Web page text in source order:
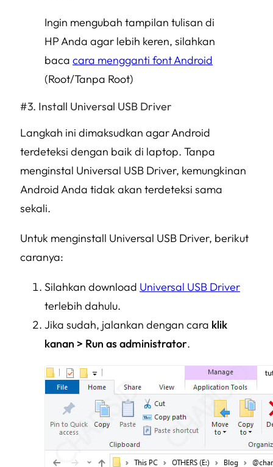
Ingin mengubah tampilan tulisan di
HP Anda agar lebih keren, silahkan
baca cara mengganti font Android
(Root/Tanpa Root)
Install Universal USB Driver
Langkah ini dimaksudkan agar Android
terdeteksi dengan baik di laptop. Tanpa
menginstal Universal USB Driver, kemungkinan
Android Anda tidak akan terdeteksi sama
sekali.
Untuk menginstall Universal USB Driver, berikut
caranya:
Silahkan download Universal USB Driver
terlebih dahulu.
Jika sudah, jalankan dengan cara klik
kanan > Run as administrator.